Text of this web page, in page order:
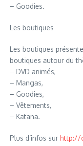
– Goodies.
Les boutiques
Les boutiques
boutiques autour du
– DVD animés,
– Mangas,
– Goodies,
– Vêtements,
– Katana.
Plus d’infos sur http://